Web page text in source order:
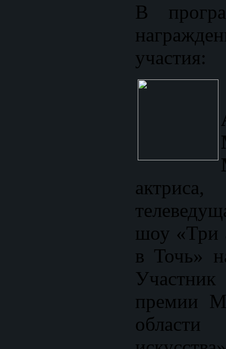
В
участия:
шоу «Три
в Точь»
премии